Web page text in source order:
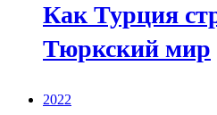
Как Турция
Тюркский мир
2022